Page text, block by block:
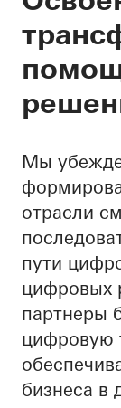
Мы
отрасли
пути
цифровых
партнеры
цифровую
бизнеса в